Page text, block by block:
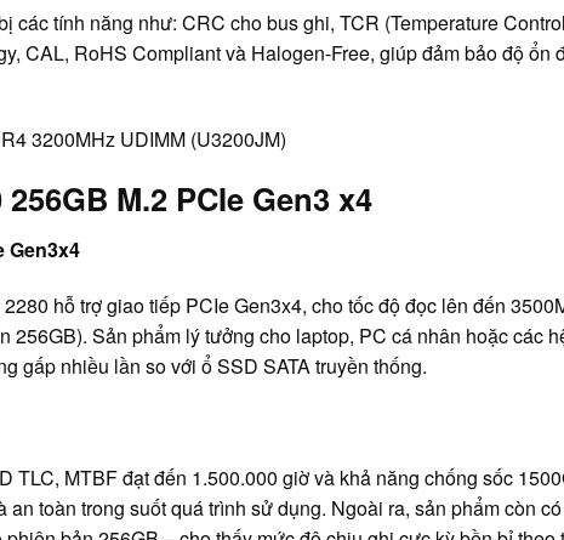
các tính năng như: CRC cho bus ghi, TCR (Temperature
CAL, RoHS Compliant và Halogen-Free, giúp đảm bảo độ ổn
M.2 PCIe Gen3 x4
Gen3x4
hỗ trợ giao tiếp PCIe Gen3x4, cho tốc độ đọc lên đến
256GB). Sản phẩm lý tưởng cho laptop, PC cá nhân hoặc các
gấp nhiều lần so với ổ SSD SATA truyền thống.
TLC, MTBF đạt đến 1.500.000 giờ và khả năng chống sốc
an toàn trong suốt quá trình sử dụng. Ngoài ra, sản phẩm còn